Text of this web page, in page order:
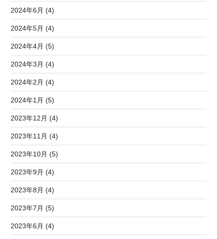
2024年6月 (4)
2024年5月 (4)
2024年4月 (5)
2024年3月 (4)
2024年2月 (4)
2024年1月 (5)
2023年12月 (4)
2023年11月 (4)
2023年10月 (5)
2023年9月 (4)
2023年8月 (4)
2023年7月 (5)
2023年6月 (4)